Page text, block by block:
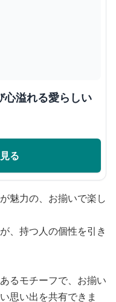
心溢れる愛らしい
る
魅力の、お揃いで楽し
、持つ人の個性を引き
るモチーフで、お揃い
思い出を共有できま